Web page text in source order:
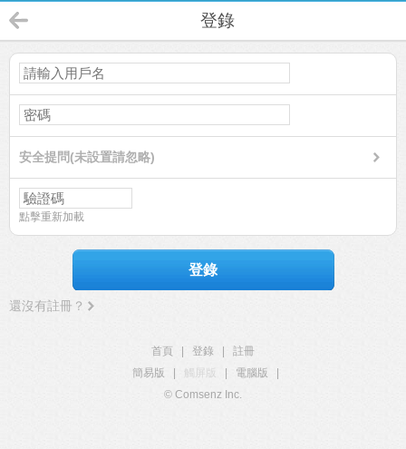
登錄
安全提問(未設置請忽略)
點擊重新加載
登錄
還沒有註冊？
首頁 登錄
註冊
簡易版
觸屏版 電腦版
© Comsenz Inc.